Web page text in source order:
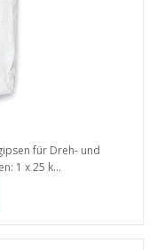
für Dreh- und
1 x 25 k...